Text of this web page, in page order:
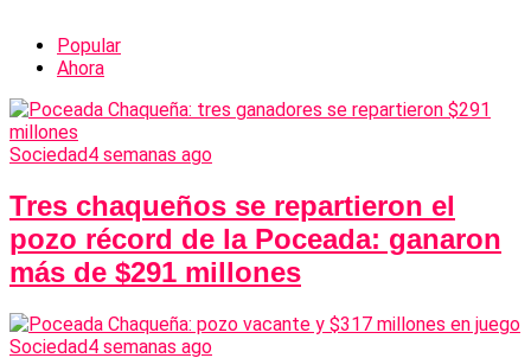
Popular
Ahora
Sociedad4 semanas ago
Tres chaqueños se repartieron el
pozo récord de la Poceada: ganaron
más de $291 millones
Sociedad4 semanas ago